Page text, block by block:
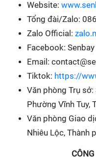
Website:
Tổng đài/Zalo:
Zalo Official:
Facebook:
Email:
Tiktok: https://
Văn phòng Trụ
Phường Vĩnh Tuy,
Văn phòng Giao
Nhiêu Lộc, Thành